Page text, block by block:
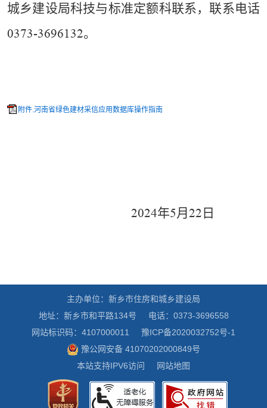
城乡建设局科技与标准定额科联系，联系电话
0373-3696132。
附件.河南省绿色建材采信应用数据库操作指南
2024年5月 22 日
主办单位：新乡市住房和城乡建设局
地址：新乡市和平路134号
电话：0373-3696558
网站标识码：4107000011
豫ICP备2020032752号-1
豫公网安备 41070202000849号
本站支持IPV6访问
网站地图